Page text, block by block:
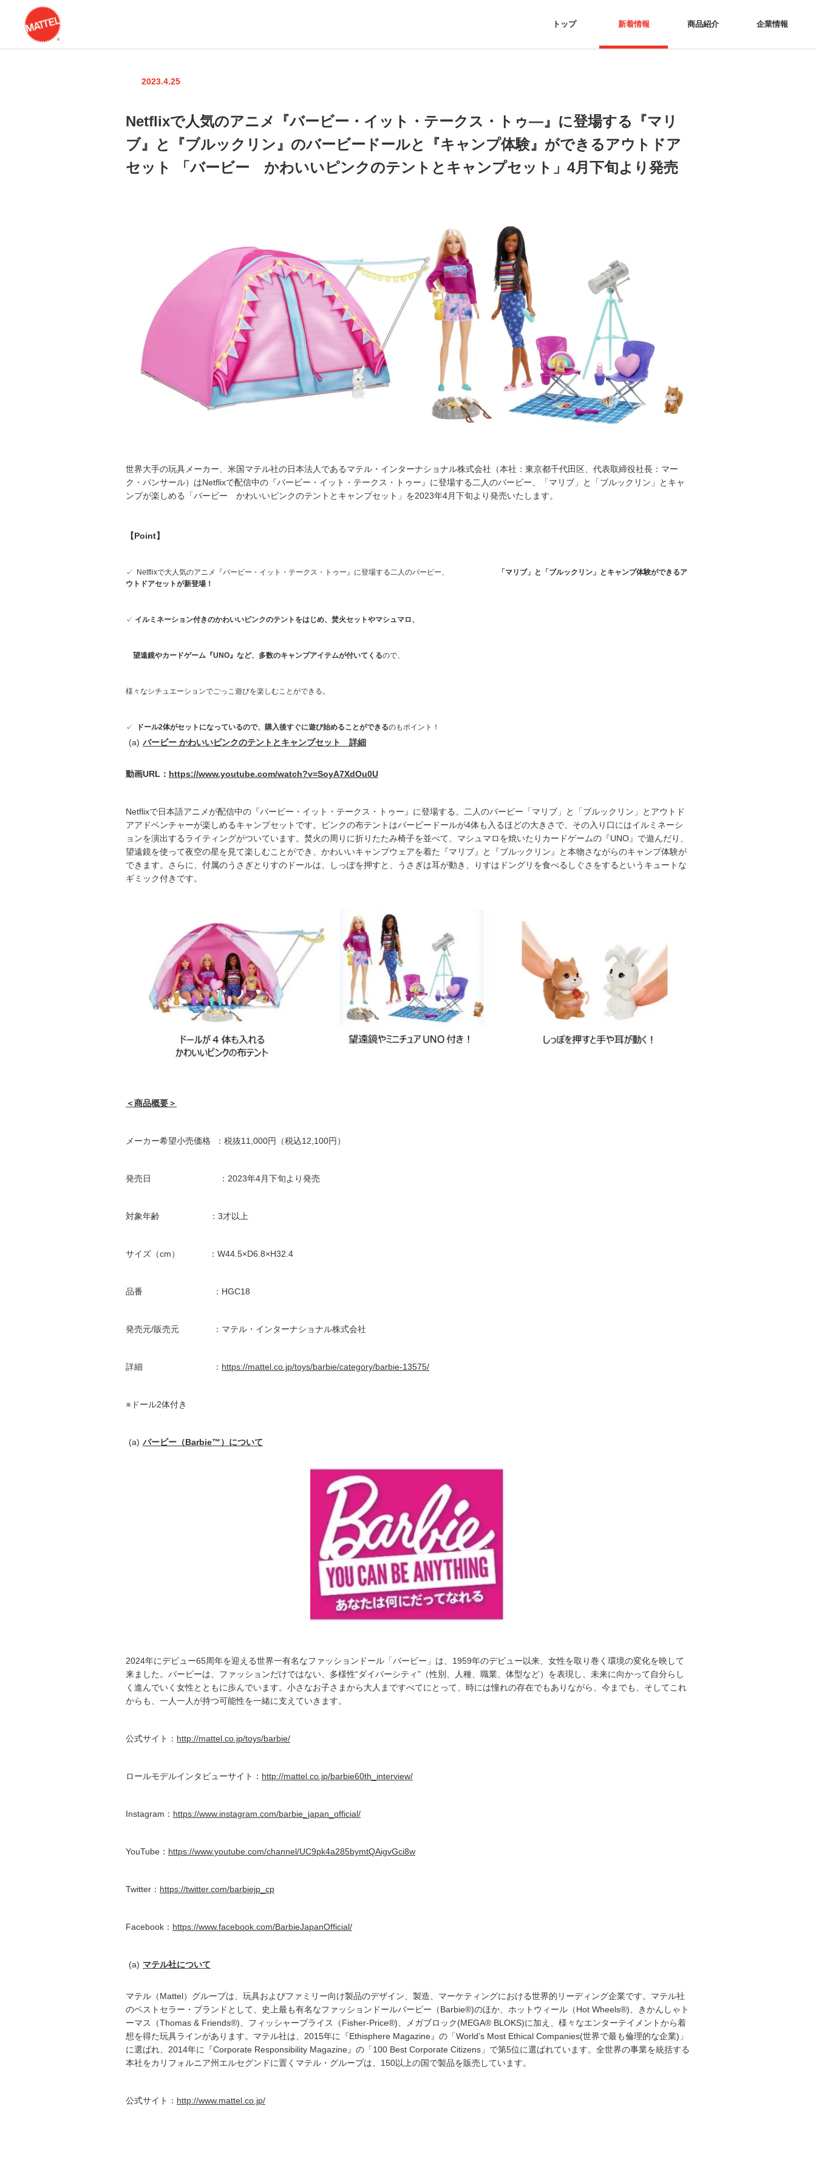
トップ 新着情報 商品紹介 企業情報
2023.4.25
Netflixで人気のアニメ『バービー・イット・テークス・トゥ―』に登場する『マリ
ブ』と『ブルックリン』のバービードールと『キャンプ体験』ができるアウトドア
セット 「バービー かわいいピンクのテントとキャンプセット」4月下旬より発売
世界大手の玩具メーカー、米国マテル社の日本法人であるマテル・インターナショナル株式会社（本社：東京都千代田区、代表取締役社長：マー
ク・パンサール）はNetflixで配信中の『バービー・イット・テークス・トゥー』に登場する二人のバービー、「マリブ」と「ブルックリン」とキャ
ンプが楽しめる「バービー かわいいピンクのテントとキャンプセット」を2023年4月下旬より発売いたします。
【Point】
✓ Netflixで大人気のアニメ『バービー・イット・テークス・トゥー』に登場する二人のバービー、
「マリブ」と「ブルックリン」とキャンプ体験ができるア
ウトドアセットが新登場！
✓ イルミネーション付きのかわいいピンクのテントをはじめ、焚火セットやマシュマロ、
望遠鏡やカードゲーム『UNO』など、多数のキャンプアイテムが付いてくるので、
様々なシチュエーションでごっこ遊びを楽しむことができる。
✓ ドール2体がセットになっているので、購入後すぐに遊び始めることができるのもポイント！
バービー かわいいピンクのテントとキャンプセット 詳細
動画URL： https://www.youtube.com/watch?v=SoyA7XdOu0U
Netflixで日本語アニメが配信中の『バービー・イット・テークス・トゥー』に登場する、二人のバービー「マリブ」と「ブルックリン」とアウトド
アアドベンチャーが楽しめるキャンプセットです。ピンクの布テントはバービードールが4体も入るほどの大きさで、その入り口にはイルミネーシ
ョンを演出するライティングがついています。焚火の周りに折りたたみ椅子を並べて、マシュマロを焼いたりカードゲームの『UNO』で遊んだり、
望遠鏡を使って夜空の星を見て楽しむことができ、かわいいキャンプウェアを着た『マリブ』と『ブルックリン』と本物さながらのキャンプ体験が
できます。さらに、付属のうさぎとりすのドールは、しっぽを押すと、うさぎは耳が動き、りすはドングリを食べるしぐさをするというキュートな
ギミック付きです。
＜商品概要＞
メーカー希望小売価格 ：税抜11,000円（税込12,100円）
発売日 ：2023年4月下旬より発売
対象年齢 ：3才以上
サイズ（cm） ：W44.5×D6.8×H32.4
品番 ：HGC18
発売元/販売元 ：マテル・インターナショナル株式会社
詳細 ： https://mattel.co.jp/toys/barbie/category/barbie-13575/
※ドール2体付き
バービー（Barbie™）について
2024年にデビュー65周年を迎える世界一有名なファッションドール「バービー」は、1959年のデビュー以来、女性を取り巻く環境の変化を映して
来ました。バービーは、ファッションだけではない、多様性“ダイバーシティ”（性別、人種、職業、体型など）を表現し、未来に向かって自分らし
く進んでいく女性とともに歩んでいます。小さなお子さまから大人まですべてにとって、時には憧れの存在でもありながら、今までも、そしてこれ
からも、一人一人が持つ可能性を一緒に支えていきます。
公式サイト： http://mattel.co.jp/toys/barbie/
ロールモデルインタビューサイト： http://mattel.co.jp/barbie60th_interview/
Instagram： https://www.instagram.com/barbie_japan_official/
YouTube： https://www.youtube.com/channel/UC9pk4a285bymtQAigvGci8w
Twitter： https://twitter.com/barbiejp_cp
Facebook： https://www.facebook.com/BarbieJapanOfficial/
マテル社について
マテル（Mattel）グループは、玩具およびファミリー向け製品のデザイン、製造、マーケティングにおける世界的リーディング企業です。マテル社
のベストセラー・ブランドとして、史上最も有名なファッションドールバービー（Barbie®)のほか、ホットウィール（Hot Wheels®)、きかんしゃト
ーマス（Thomas & Friends®)、フィッシャープライス（Fisher-Price®)、メガブロック(MEGA® BLOKS)に加え、様々なエンターテイメントから着
想を得た玩具ラインがあります。マテル社は、2015年に『Ethisphere Magazine』の「World’s Most Ethical Companies(世界で最も倫理的な企業)」
に選ばれ、2014年に『Corporate Responsibility Magazine』の「100 Best Corporate Citizens」で第5位に選ばれています。全世界の事業を統括する
本社をカリフォルニア州エルセグンドに置くマテル・グループは、150以上の国で製品を販売しています。
公式サイト： http://www.mattel.co.jp/